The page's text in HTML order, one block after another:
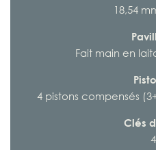
18,54
Fait main en
4 pistons compensés
Clés
4